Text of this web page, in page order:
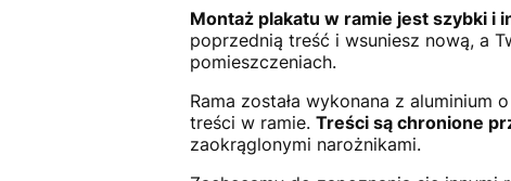
Montaż plakatu w ramie jest szybki i
poprzednią treść i wsuniesz nową, a
pomieszczeniach.
Rama została wykonana z aluminium
treści w ramie. Treści są chronione
zaokrąglonymi narożnikami.